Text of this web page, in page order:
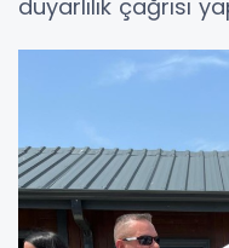
duyarlılık çağrısı